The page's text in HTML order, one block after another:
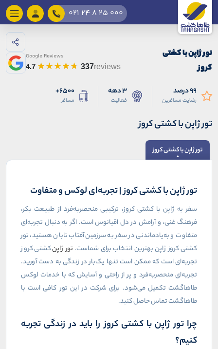
021 24 8 25 000
تور ژاپن با کشتی
کروز
Google Reviews
4.7
337reviews
99 درصد
رضایت مسافرین
3 دهه
فعالیت
6500+
مسافر
تور ژاپن با کشتی کروز
تور ژاپن با کشتی کروز
تور ژاپن با کشتی کروز | تجربه‌ای لوکس و متفاوت
سفر به ژاپن با کشتی کروز، ترکیبی منحصربه‌فرد از طبیعت بکر،
فرهنگ غنی، و آرامش در دل اقیانوس است. اگر به دنبال تجربه‌ای
متفاوت و به‌یادماندنی در سفر به سرزمین آفتاب تابان هستید، تور
کشتی کروز ژاپن بهترین انتخاب برای شماست. تور ژاپنکشتی کروز
تجربه‌ای است که ممکن است تنها یک‌بار در زندگی به دست آورید.
تجربه‌ای منحصربه‌فرد و پر از راحتی و آسایش که با خدمات لوکس
طاهاگشت تکمیل می‌شود. برای شرکت در این تور کافی است با
طاهاگشت تماس حاصل کنید.
چرا تور ژاپن با کشتی کروز را باید در زندگی تجربه
کنیم؟